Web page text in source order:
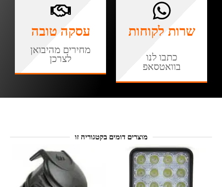
שרות לקוחות
כתבו לנו
בוואטסאפ
עסקה טובה
מחירים מהיבואן
לצרכן
מוצרים דומים בקטגוריה זו